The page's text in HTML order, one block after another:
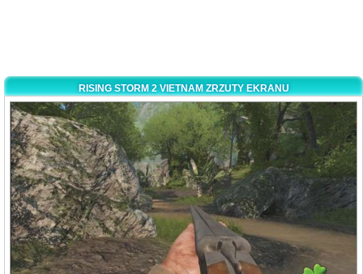
RISING STORM 2 VIETNAM ZRZUTY EKRANU